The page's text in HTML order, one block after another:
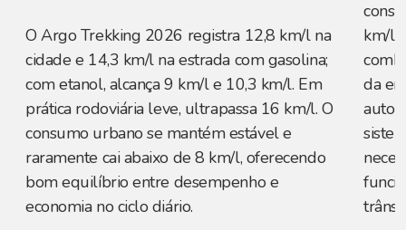
O Argo Trekking 2026 registra 12,8 km/l na
cidade e 14,3 km/l na estrada com gasolina;
com etanol, alcança 9 km/l e 10,3 km/l. Em
prática rodoviária leve, ultrapassa 16 km/l. O
consumo urbano se mantém estável e
raramente cai abaixo de 8 km/l, oferecendo
bom equilíbrio entre desempenho e
economia no ciclo diário.
km/l
da